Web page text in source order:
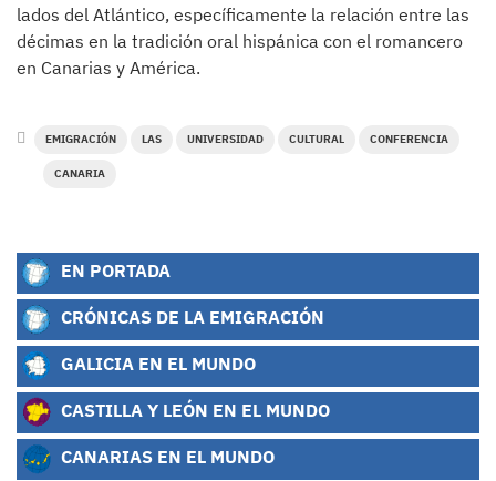
lados del Atlántico, específicamente la relación entre las
décimas en la tradición oral hispánica con el romancero
en Canarias y América.
EMIGRACIÓN LAS UNIVERSIDAD CULTURAL CONFERENCIA
CANARIA
EN PORTADA
CRÓNICAS DE LA EMIGRACIÓN
GALICIA EN EL MUNDO
CASTILLA Y LEÓN EN EL MUNDO
CANARIAS EN EL MUNDO